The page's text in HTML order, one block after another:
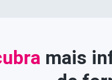
mais